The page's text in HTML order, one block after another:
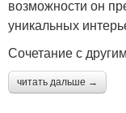
возможности он
уникальных
Сочетание с
читать дальше →